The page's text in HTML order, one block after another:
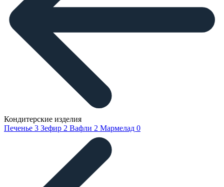
Кондитерские изделия
Печенье 3 Зефир 2 Вафли 2 Мармелад 0